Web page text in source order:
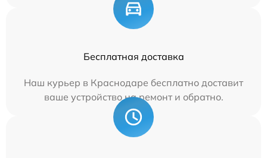
Бесплатная доставка
Наш курьер в Краснодаре бесплатно доставит
ваше устройство на ремонт и обратно.